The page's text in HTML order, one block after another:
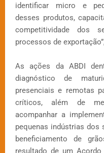
identificar micro e
desses produtos,
competitividade dos
processos de
As ações da ABDI
diagnóstico de
presenciais e remotas
críticos, além de
acompanhar a
pequenas indústrias dos
beneficiamento de
resultado de um